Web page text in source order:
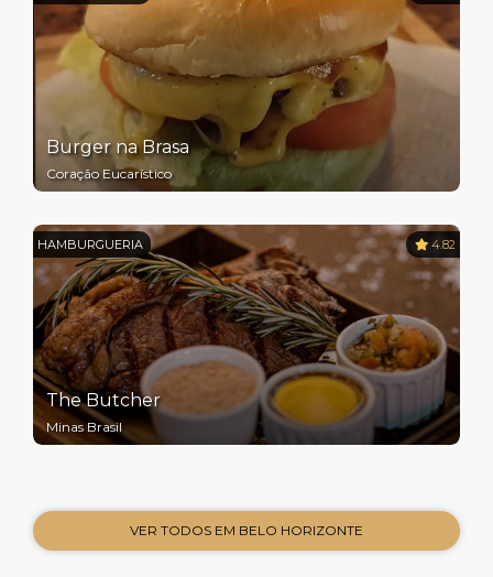
Burger na Brasa
Coração Eucarístico
HAMBURGUERIA 4.82
The Butcher
Minas Brasil
VER TODOS EM BELO HORIZONTE